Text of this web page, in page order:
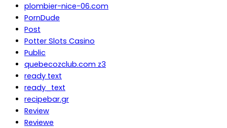
plombier-nice-06.com
PornDude
Post
Potter Slots Casino
Public
quebecozclub.com z3
ready text
ready_text
recipebar.gr
Review
Reviewe